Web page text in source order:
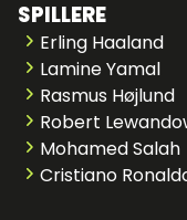
SPILLERE
Erling Haaland
Lamine Yamal
Rasmus Højlund
Robert
Mohamed Salah
Cristiano